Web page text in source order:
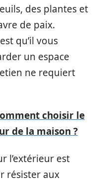
des plantes et
de paix.
qu’il vous
un espace
ne requiert
choisir le
de la maison ?
l’extérieur est
résister aux